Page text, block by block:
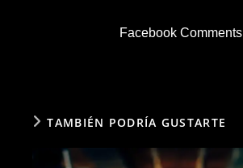
Facebook Comments
TAMBIÉN PODRÍA GUSTARTE